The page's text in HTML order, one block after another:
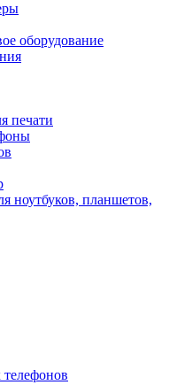
оборудование
печати
ноутбуков, планшетов,